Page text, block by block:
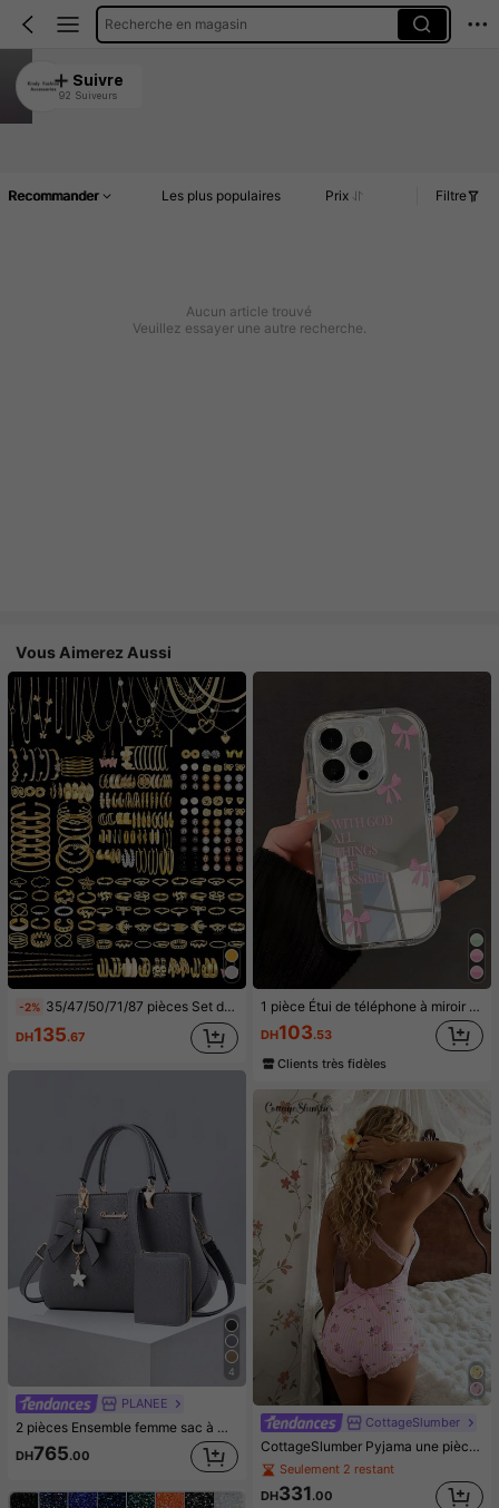
Recherche en magasin
Kindy Fashion Accessories
4.92
Suivre
92 Suiveurs
Recommander Les plus populaires Prix Filtre
Aucun article trouvé
Veuillez essayer une autre recherche.
Vous Aimerez Aussi
-2% 35/47/50/71/87 pièces Set de bijoux style bohème, comprenant des boucles d'oreilles, colliers, bagues, bracelets avec motifs cœur, torsadé, papillon, géométrique, vague. Ensemble d'accessoires polyvalents pour femmes, styles aléatoires
DH135.67
4
PLANEE
2 pièces Ensemble femme sac à main et porte-cartes de couleur unie, en PU, avec pendentif nœud, convient pour un usage quotidien casual, shopping, déplacements professionnels, école et autres occasions, portable, style casual classique et décontracté, adapté aux adolescentes, femmes, étudiantes, cols blancs, élèves, bureau, étudiants du primaire, etc.
DH765.00
1 pièce Étui de téléphone à miroir rose minimaliste, style fille avec motif nœud papillon, slogan religieux. Étui de téléphone transparent et souple, compatible avec iPhone 11/12/13/14/15/16 Pro Max, étanche, antichoc, anti-rayures, cadeau d'anniversaire de printemps
DH103.53
Clients très fidèles
CottageSlumber
CottageSlumber Pyjama une pièce pour femme, romantique et mignon, imprimé floral ditsy, rayures roses et dentelle, tenue d'intérieur et de nuit
Seulement 2 restant
DH331.00